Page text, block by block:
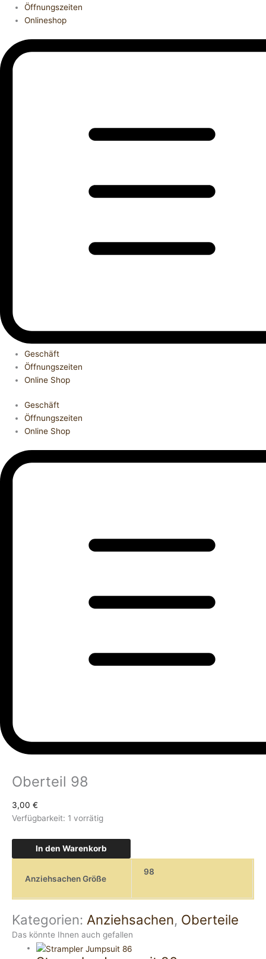
Öffnungszeiten
Onlineshop
Geschäft
Öffnungszeiten
Online Shop
Geschäft
Öffnungszeiten
Online Shop
Oberteil 98
3,00 €
Verfügbarkeit: 1 vorrätig
In den Warenkorb
Anziehsachen Größe
98
Kategorien: Anziehsachen, Oberteile
Das könnte Ihnen auch gefallen